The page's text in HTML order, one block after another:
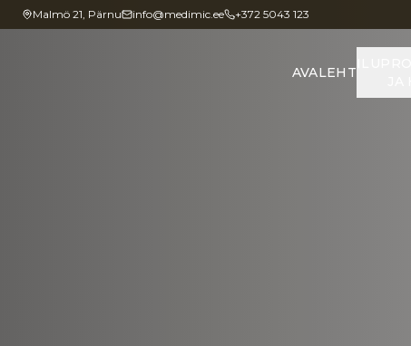
Malmö 21, Pärnu info@medimic.ee +372 5043 123
AVALEHT